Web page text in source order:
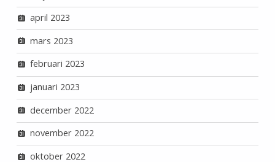
april 2023
mars 2023
februari 2023
januari 2023
december 2022
november 2022
oktober 2022